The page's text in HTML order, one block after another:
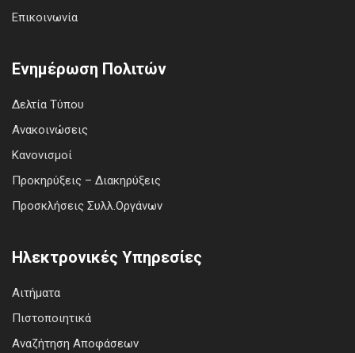
Επικοινωνία
Ενημέρωση Πολιτών
Δελτία Τύπου
Ανακοινώσεις
Κανονισμοί
Προκηρύξεις – Διακηρύξεις
Προσκλήσεις Συλλ.Οργάνων
Ηλεκτρονικές Υπηρεσίες
Αιτήματα
Πιστοποιητικά
Αναζήτηση Αποφάσεων